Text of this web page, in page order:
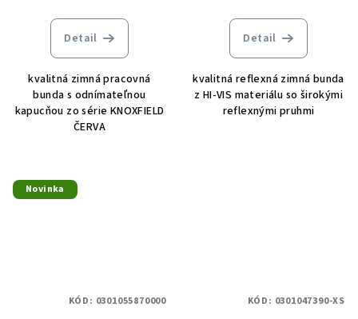
Detail
kvalitná zimná pracovná
bunda s odnímateľnou
kapucňou zo série KNOXFIELD
ČERVA
Detail
kvalitná reflexná zimná bunda
z HI-VIS materiálu so širokými
reflexnými pruhmi
Novinka
KÓD: 0301055870000 KÓD: 0301047390-XS